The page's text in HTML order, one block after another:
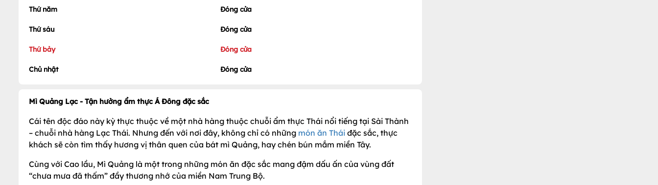
Thứ năm Đóng cửa
Thứ sáu Đóng cửa
Thứ bảy Đóng cửa
Chủ nhật Đóng cửa
Mì Quảng Lạc - Tận hưởng ẩm thực Á Đông đặc sắc
Cái tên độc đáo này kỳ thực thuộc về một nhà hàng thuộc chuỗi ẩm thực Thái nổi tiếng tại Sài Thành
– chuỗi nhà hàng Lạc Thái. Nhưng đến với nơi đây, không chỉ có những món ăn Thái đặc sắc, thực
khách sẽ còn tìm thấy hương vị thân quen của bát mì Quảng, hay chén bún mắm miền Tây.
Cùng với Cao lầu, Mì Quảng là một trong những món ăn đặc sắc mang đậm dấu ấn của vùng đất
“chưa mưa đã thấm” đầy thương nhớ của miền Nam Trung Bộ.